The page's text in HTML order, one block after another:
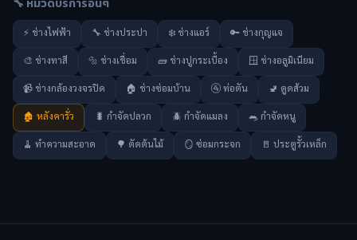
🔧 หมวดบริการอื่นๆ
⚡ ช่างไฟฟ้า 🔧 ช่างประปา ❄️ ช่างแอร์ 🔑 ช่างกุญแจ
🎨 ช่างทาสี 🔩 ช่างเชื่อม 🧱 ช่างปูกระเบื้อง 🪟 ช่างอลูมิเนียม
📹 ช่างกล้องวงจรปิด 🏠 ช่างซ่อมบ้าน 🚰 ท่อตัน 🚽 ดูดส้วม
🏚️ หลังคารั่ว 🐛 กำจัดปลวก 🪲 กำจัดแมลง 🐀 กำจัดหนู
🧹 ทำความสะอาด 🌳 ตัดต้นไม้ 🪞 ซ่อมกระจก 🚪 ประตูรั้วเหล็ก